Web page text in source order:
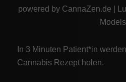
powered by CannaZen.de
Models
In 3 Minuten Patient*in
Cannabis Rezeptholen.